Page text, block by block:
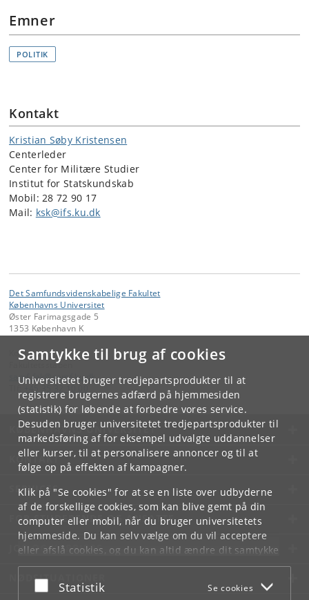
Samtykke til brug af cookies
Universitetet bruger tredjepartsprodukter til at
registrere brugernes adfærd på hjemmesiden
(statistik) for løbende at forbedre vores service.
Desuden bruger universitetet tredjepartsprodukter til
markedsføring af for eksempel udvalgte uddannelser
eller kurser, til at personalisere annoncer og til at
følge op på effekten af kampagner.
Klik på "Se cookies" for at se en liste over udbyderne
af de forskellige cookies, som kan blive gemt på din
computer eller mobil, når du bruger universitetets
hjemmeside. Du kan selv vælge om du vil acceptere
eller afslå cookies, og du kan altid ændre dit samtykke
underCookie- og privatlivspolitiksom du finder i
bunden af hver side.
Acceptér eller afslå
Statistik Se cookies
Emner
POLITIK
Kontakt
Kristian Søby Kristensen
Centerleder
Center for Militære Studier
Institut for Statskundskab
Mobil: 28 72 90 17
Mail: ksk@ifs.ku.dk
Det Samfundsvidenskabelige Fakultet
Københavns Universitet
Øster Farimagsgade 5
1353 København K
Kontakt:
Fakultetsstaben
samf-fak @samf.ku.dk
KØBENHAVNS UNIVERSITET
KONTAKT
SERVICES
FOR STUDERENDE OG ANSATTE
JOB OG KARRIERE
NØDSITUATIONER